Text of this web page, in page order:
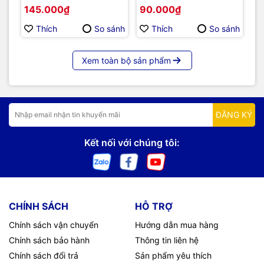
145.000₫
Thích So sánh
90.000₫
Thích So sánh
Xem toàn bộ sản phẩm
ĐĂNG KÝ
Kết nối với chúng tôi:
CHÍNH SÁCH
Chính sách vận chuyển
Chính sách bảo hành
Chính sách đổi trả
HỖ TRỢ
Hướng dẫn mua hàng
Thông tin liên hệ
Sản phẩm yêu thích